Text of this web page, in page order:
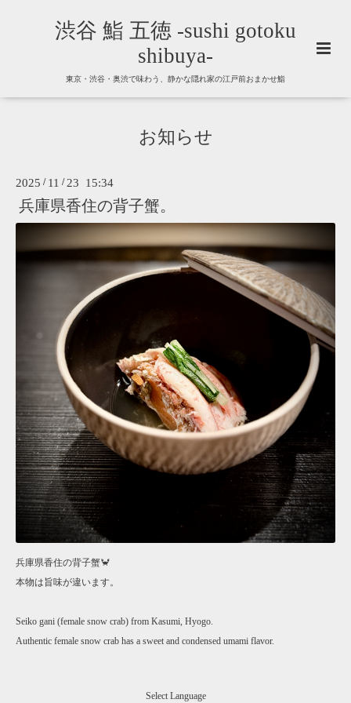
渋谷 鮨 五徳 -sushi gotoku
shibuya-
東京・渋谷・奥渋で味わう、静かな隠れ家の江戸前おまかせ鮨
お知らせ
2025 / 11 / 23 15:34
兵庫県香住の背子蟹。
兵庫県香住の背子蟹🦀
本物は旨味が違います。
Seiko gani (female snow crab) from Kasumi, Hyogo.
Authentic female snow crab has a sweet and condensed umami flavor.
Select Language